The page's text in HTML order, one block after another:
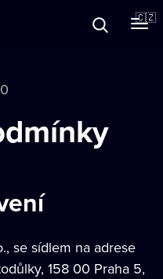
🇨🇿
se sídlem na adrese
158 00 Praha 5,